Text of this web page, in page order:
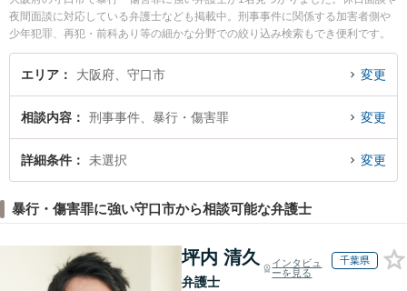
夜間面談に対応している弁護士なども掲載中。刑事事件に関係する加害者側や
少年犯罪、再犯・前科あり等の細かな分野での絞り込み検索もでき便利です。
特に守口法律事務所の寺島 正作弁護士のプロフィール情報や弁護士費用、強み
などが注目されています。『守口市で土日や夜間に発生した暴行・傷害罪のト
できる守口市内の弁護士に相談予約したい』などでお困りの相談者さんにおす
すめです。
エリア 大阪府、守口市 変更
相談内容 刑事事件、暴行・傷害罪 変更
詳細条件 未選択 変更
暴行・傷害罪に強い守口市から相談可能な弁護士
坪内 清久
弁護士
インタビュ
ーを見る
千葉県